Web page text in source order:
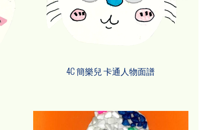
4C 簡樂兒 卡通人物面譜